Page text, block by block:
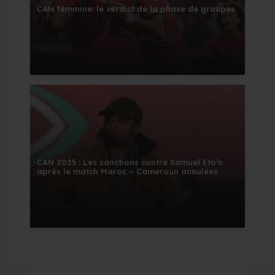
CAN féminine: le verdict de la phase de groupes
CAN 2025 : Les sanctions contre Samuel Eto’o
après le match Maroc – Cameroun annulées